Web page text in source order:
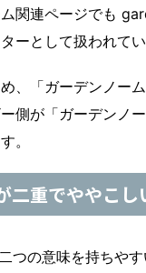
関連ページでも
ーとして扱われてい
、「ガーデンノー
側が「ガーデンノ
。
二重でややこし
つの意味を持ちやす